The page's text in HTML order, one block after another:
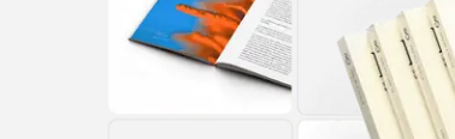
cantidad de protones que [...]